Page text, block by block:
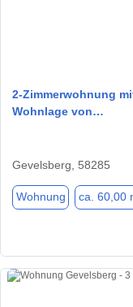
2-Zimmerwohnung
Wohnlage von…
Gevelsberg, 58285
Wohnung ca. 60,00